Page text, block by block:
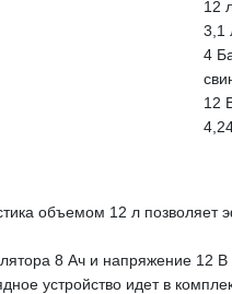
12
3,1
4
12
объемом 12 л позволяет
8 Ач и напряжение 12
устройство идет в